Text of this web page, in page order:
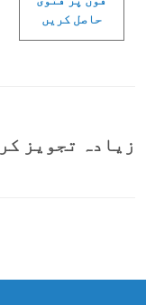
حاصل کریں
زیادہ تجویز